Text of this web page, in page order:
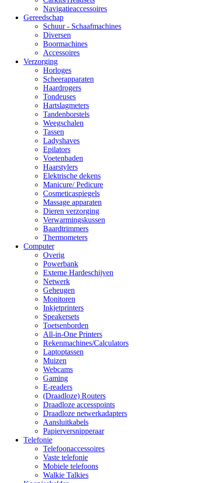
Navigatieaccessoires
Gereedschap
Schuur - Schaafmachines
Diversen
Boormachines
Accessoires
Verzorging
Horloges
Scheerapparaten
Haardrogers
Tondeuses
Hartslagmeters
Tandenborstels
Weegschalen
Tassen
Ladyshaves
Epilators
Voetenbaden
Haarstylers
Elektrische dekens
Manicure/ Pedicure
Cosmeticaspiegels
Massage apparaten
Dieren verzorging
Verwarmingskussen
Baardtrimmers
Thermometers
Computer
Overig
Powerbank
Externe Hardeschijven
Netwerk
Geheugen
Monitoren
Inkjetprinters
Speakersets
Toetsenborden
All-in-One Printers
Rekenmachines/Calculators
Laptoptassen
Muizen
Webcams
Gaming
E-readers
(Draadloze) Routers
Draadloze accesspoints
Draadloze netwerkadapters
Aansluitkabels
Papierversnipperaar
Telefonie
Telefoonaccessoires
Vaste telefonie
Mobiele telefoons
Walkie Talkies